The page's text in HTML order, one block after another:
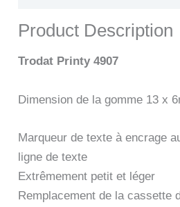
Product Description
Trodat Printy 4907
Dimension de la gomme 13 x
Marqueur de texte à encrage
ligne de texte
Extrêmement petit et léger
Remplacement de la cassette